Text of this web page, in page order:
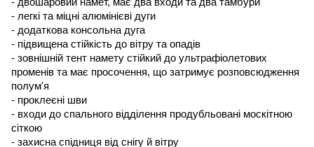
- легкі та міцні алюмінієві дуги
- додаткова консольна дуга
- підвищена стійкість до вітру та опадів
- зовнішній тент намету стійкий до ультрафіолетових
променів та має просочення, що затримує розповсюдження
полум'я
- проклеєні шви
- входи до спального відділення продубльовані москітною
сіткою
- захисна спідниця від снігу й вітру